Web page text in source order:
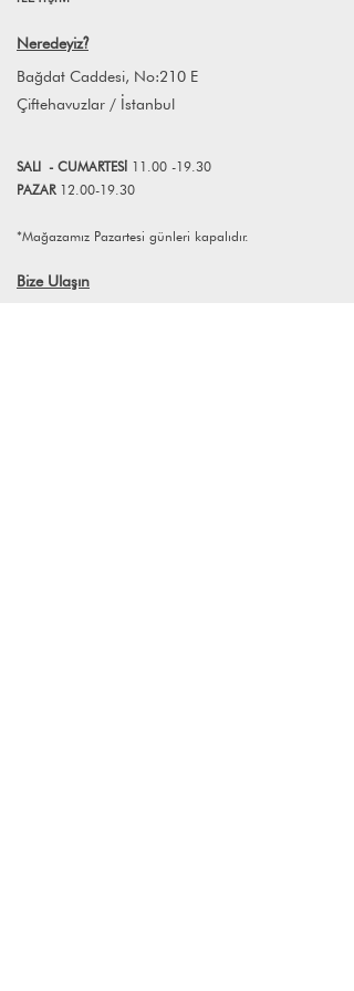
doğmasını sağlarken aynı zamanda
kuvvetlendiriyor.
koşullarına uyması gerekmektedir.
Farklı adet siparişleriniz için
info@lagomstore.co adresine mail
Neredeyiz?
Bağdat Caddesi, No:210 E
Çiftehavuzlar / İstanbul
SALI - CUMARTESİ 11.00 -19.30
PAZAR 12.00-19.30
*Mağazamız Pazartesi günleri kapalıdır.
Bize Ulaşın